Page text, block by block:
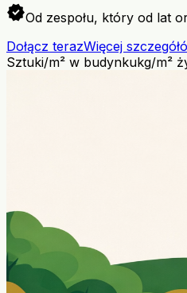
verifiedOd zespołu, który od lat
Dołącz terazWięcej
Sztuki/m² w budynkukg/m²